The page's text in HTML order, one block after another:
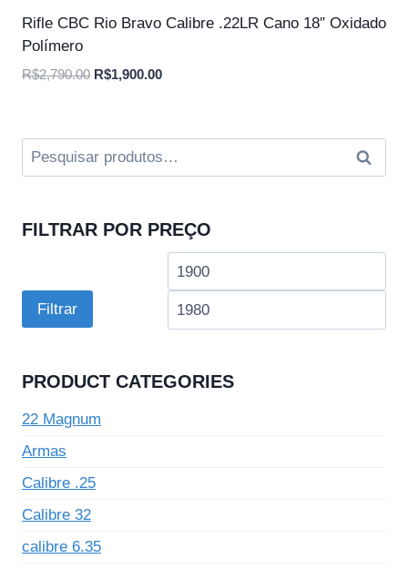
Rifle CBC Rio Bravo Calibre .22LR Cano 18″ Oxidado
Polímero
R$2,790.00 O
era:
R$2,790.00.
R$1,900.00O
é:
R$1,900.00.
Pesquisar
por:
FILTRAR POR PREÇO
Preço
Filtrar
PRODUCT CATEGORIES
22 Magnum
Armas
Calibre .25
Calibre 32
calibre 6.35